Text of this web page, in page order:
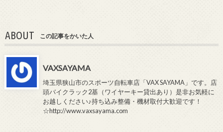
ABOUT この記事をかいた人
VAXSAYAMA
埼玉県狭山市のスポーツ自転車店「VAX SAYAMA」です。店
頭バイクラック2基（ワイヤーキー貸出あり）是非お気軽に
お越しください♪持ち込み整備・機材取付大歓迎です！
☆http://www.vaxsayama.com